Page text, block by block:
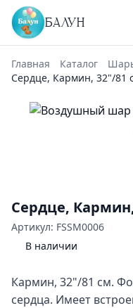
БАЛУН
Главная Каталог
Сердце, Кармин, 32"/81
Сердце,
Артикул: FSSM0006
В наличии
Кармин, 32"/81 см.
сердца. Имеет